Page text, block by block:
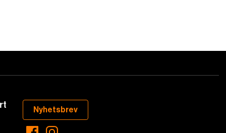
Nyhetsbrev